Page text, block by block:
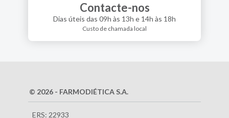
Contacte-nos
Dias úteis das 09h às 13h e 14h às 18h
Custo de chamada local
© 2026 - FARMODIÉTICA S.A.
ERS: 22933